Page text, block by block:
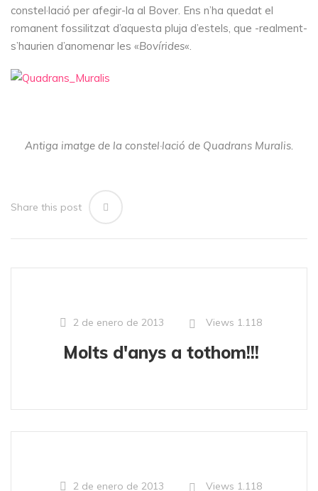
constel·lació per afegir-la al Bover. Ens n’ha quedat el
romanent fossilitzat d’aquesta pluja d’estels, que -realment-
s’haurien d’anomenar les «Bovírides«.
Antiga imatge de la constel·lació de Quadrans Muralis.
Share this post
2 de enero de 2013 Views 1.118
Molts d'anys a tothom!!!
2 de enero de 2013 Views 1.118